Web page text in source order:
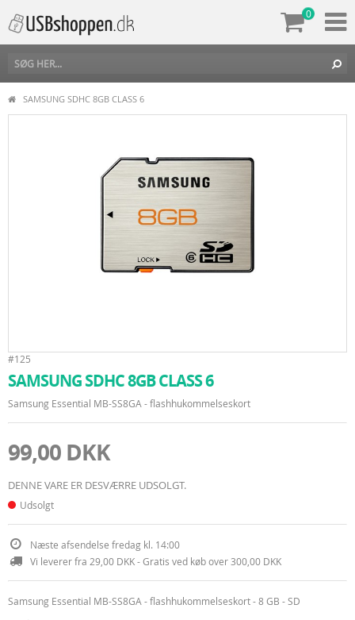
0
SAMSUNG SDHC 8GB CLASS 6
#125
SAMSUNG SDHC 8GB CLASS 6
Samsung Essential MB-SS8GA - flashhukommelseskort
99,00 DKK
DENNE VARE ER DESVÆRRE UDSOLGT.
Udsolgt
Næste afsendelse fredag kl. 14:00
Vi leverer fra 29,00 DKK - Gratis ved køb over 300,00 DKK
Samsung Essential MB-SS8GA - flashhukommelseskort - 8 GB - SD